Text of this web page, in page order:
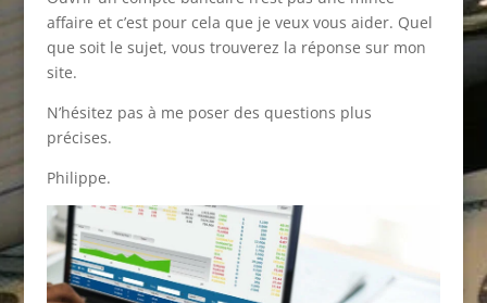
affaire et c’est pour cela que je veux vous aider. Quel
que soit le sujet, vous trouverez la réponse sur mon
site.
N’hésitez pas à me poser des questions plus
précises.
Philippe.